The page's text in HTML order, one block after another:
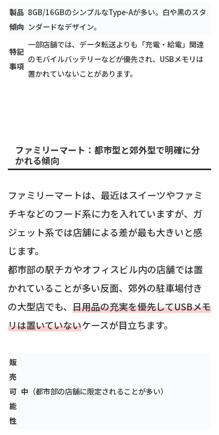
製品
傾向
8GB/16GBのシンプルなType-Aが多い。白や黒のスタ
ンダードなデザイン。
特記
事項
一部店舗では、データ転送よりも「充電・給電」関連
のモバイルバッテリーなどが優先され、USBメモリは
置かれていないことがあります。
ファミリーマート：都市型と郊外型で明確に分
かれる傾向
ファミリーマートは、最近はスイーツやファミ
チキなどのフード系に力を入れていますが、ガ
ジェット系では店舗による差が最も大きいと感
じます。
都市部の駅チカやオフィスビル内の店舗では置
かれていることが多い反面、郊外の駐車場付き
の大型店でも、 日用品の充実を優先してUSBメモ
リは置いていないケースが目立ちます。
販
売
可
能
性
中 （都市部の店舗に限定されることが多い）